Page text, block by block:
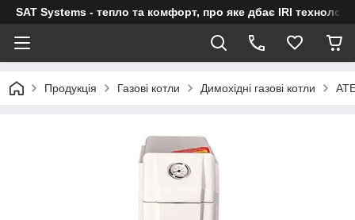
SAT Systems - тепло та комфорт, про яке дбає IRI технологія
Продукція Газові котли Димохідні газові котли